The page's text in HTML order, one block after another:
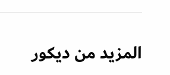
المزيد من ديكور